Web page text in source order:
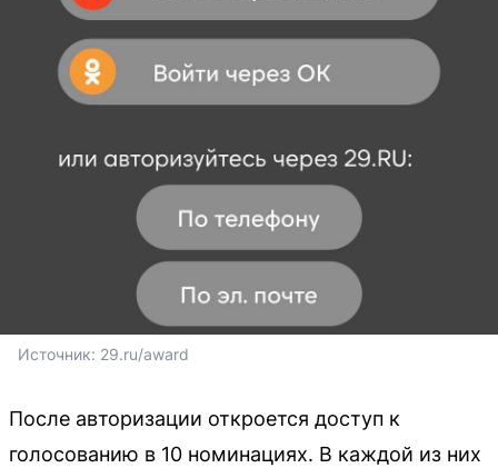
Источник: 29.ru/award
После авторизации откроется доступ к
голосованию в 10 номинациях. В каждой из них